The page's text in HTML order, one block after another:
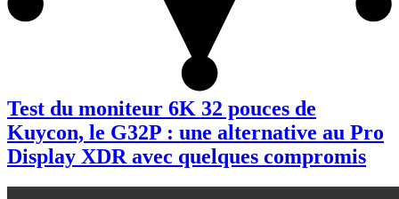
Test du moniteur 6K 32 pouces de
Kuycon, le G32P : une alternative au Pro
Display XDR avec quelques compromis